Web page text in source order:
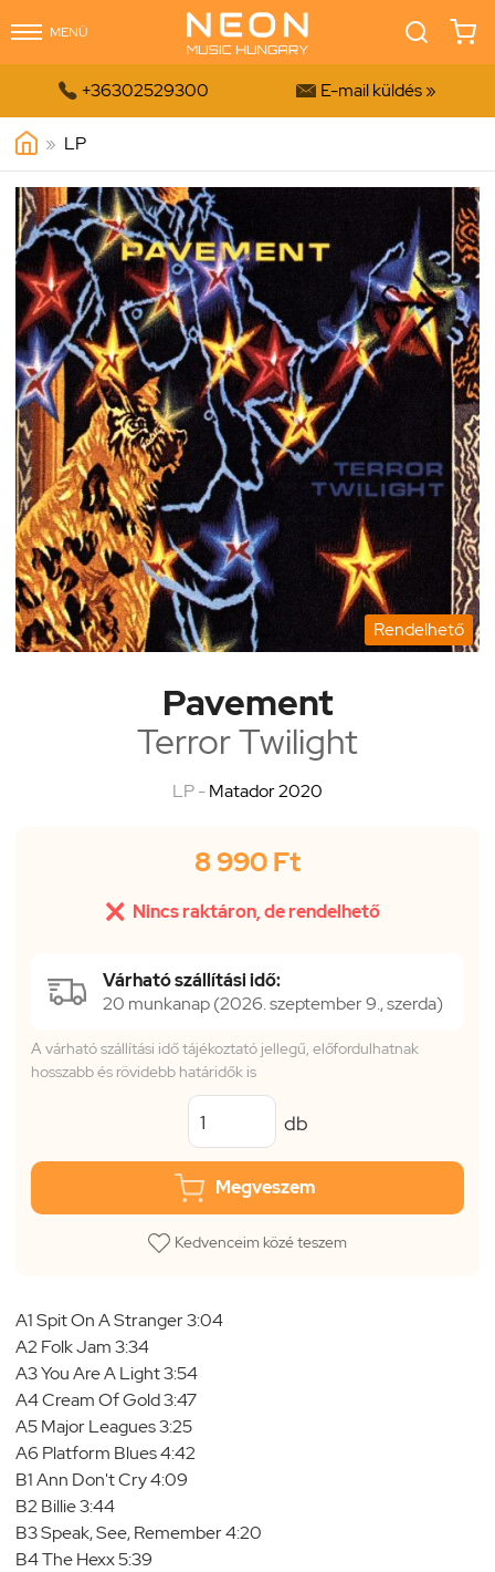
MENÜ
 +36302529300  E-mail küldés »
» LP
Rendelhető
Pavement
Terror Twilight
LP -Matador 2020
8 990 Ft
 Nincs raktáron, de rendelhető
Várható szállítási idő:
20 munkanap (2026. szeptember 9., szerda)
A várható szállítási idő tájékoztató jellegű, előfordulhatnak
hosszabb és rövidebb határidők is
db
Megveszem
Kedvenceim közé teszem
A1 Spit On A Stranger 3:04
A2 Folk Jam 3:34
A3 You Are A Light 3:54
A4 Cream Of Gold 3:47
A5 Major Leagues 3:25
A6 Platform Blues 4:42
B1 Ann Don't Cry 4:09
B2 Billie 3:44
B3 Speak, See, Remember 4:20
B4 The Hexx 5:39